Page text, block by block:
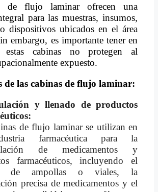
de flujo laminar ofrecen una
para las muestras, insumos,
dispositivos ubicados en el área
embargo, es importante tener en
estas cabinas no protegen al
expuesto.
de las cabinas de flujo laminar:
y llenado de productos
de flujo laminar se utilizan en
farmacéutica para la
de medicamentos y
farmacéuticos, incluyendo el
de ampollas o viales, la
precisa de medicamentos y el